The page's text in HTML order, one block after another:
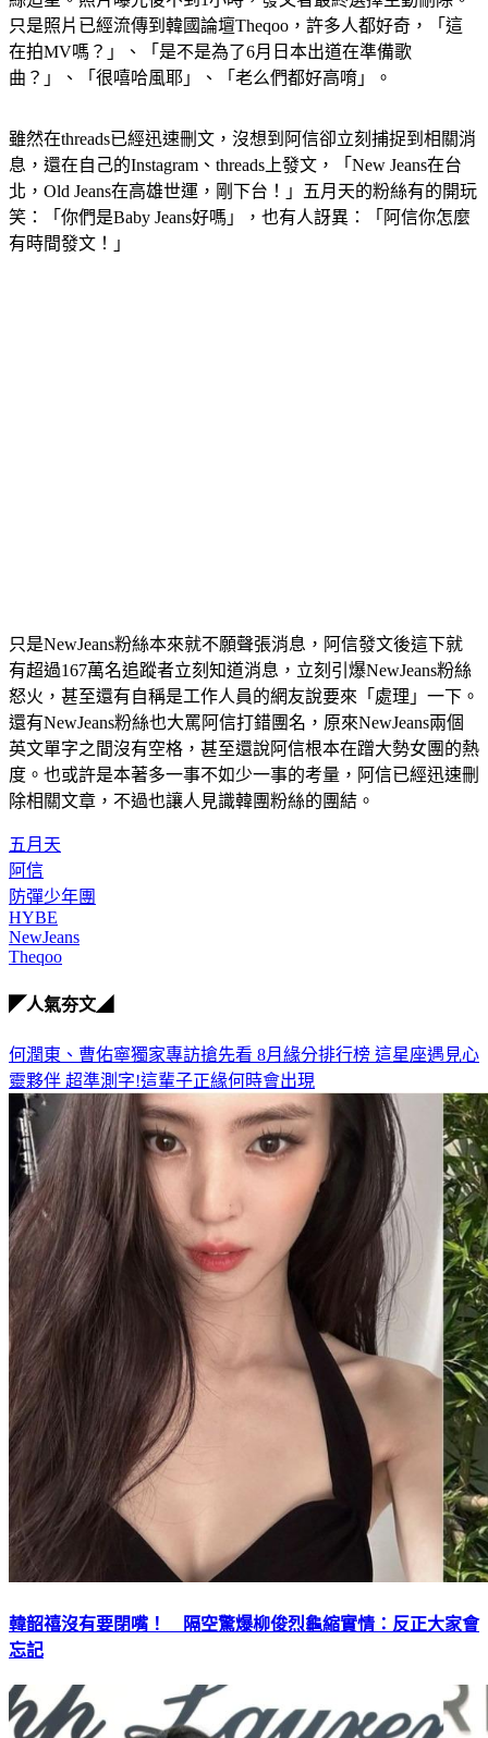
只是照片已經流傳到韓國論壇Theqoo，許多人都好奇，「這
在拍MV嗎？」、「是不是為了6月日本出道在準備歌
曲？」、「很嘻哈風耶」、「老么們都好高唷」。
雖然在threads已經迅速刪文，沒想到阿信卻立刻捕捉到相關消
息，還在自己的Instagram、threads上發文，「New Jeans在台
北，Old Jeans在高雄世運，剛下台！」五月天的粉絲有的開玩
笑：「你們是Baby Jeans好嗎」，也有人訝異：「阿信你怎麼
有時間發文！」
只是NewJeans粉絲本來就不願聲張消息，阿信發文後這下就
有超過167萬名追蹤者立刻知道消息，立刻引爆NewJeans粉絲
怒火，甚至還有自稱是工作人員的網友說要來「處理」一下。
還有NewJeans粉絲也大罵阿信打錯團名，原來NewJeans兩個
英文單字之間沒有空格，甚至還說阿信根本在蹭大勢女團的熱
度。也或許是本著多一事不如少一事的考量，阿信已經迅速刪
除相關文章，不過也讓人見識韓團粉絲的團結。
五月天
阿信
防彈少年團
HYBE
NewJeans
Theqoo
◤人氣夯文◢
何潤東、曹佑寧獨家專訪搶先看 8月緣分排行榜 這星座遇見心
靈夥伴 超準測字!這輩子正緣何時會出現
韓韶禧沒有要閉嘴！ 隔空驚爆柳俊烈龜縮實情：反正大家會
忘記